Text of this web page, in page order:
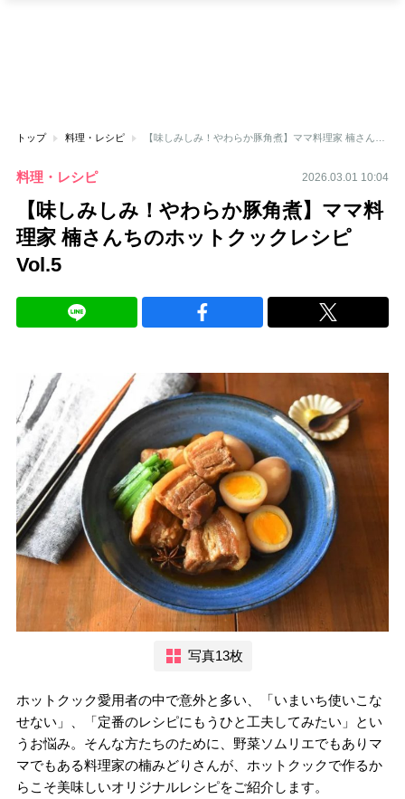
トップ 料理・レシピ
料理・レシピ 2026.03.01 10:04
【味しみしみ！やわらか豚角煮】ママ料
理家 楠さんちのホットクックレシピ
Vol.5
写真13枚
ホットクック愛用者の中で意外と多い、「いまいち使いこな
せない」、「定番のレシピにもうひと工夫してみたい」とい
うお悩み。そんな方たちのために、野菜ソムリエでもありマ
マでもある料理家の楠みどりさんが、ホットクックで作るか
らこそ美味しいオリジナルレシピをご紹介します。